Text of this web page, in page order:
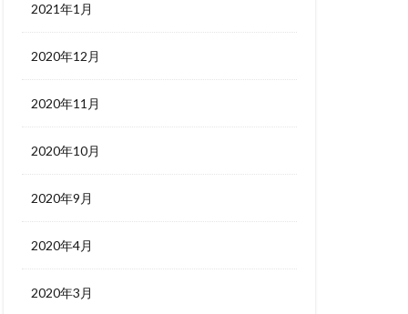
2021年1月
2020年12月
2020年11月
2020年10月
2020年9月
2020年4月
2020年3月